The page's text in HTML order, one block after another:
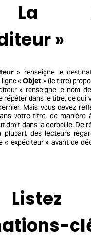
»
» renseigne le
ligne «Objet » (le titre)
» renseigne le nom
répéter dans le titre, ce qui
Mais vous devez
votre titre, de manière
droit dans la corbeille. De
plupart des lecteurs
« expéditeur » avant de